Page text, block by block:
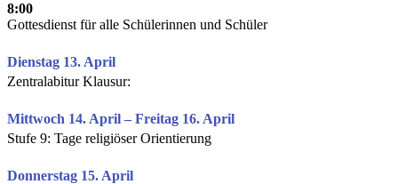
8:00
Gottesdienst für alle Schülerinnen und Schüler
Dienstag 13. April
Zentralabitur Klausur:
Mittwoch 14. April – Freitag 16. April
Stufe 9: Tage religiöser Orientierung
Donnerstag 15. April